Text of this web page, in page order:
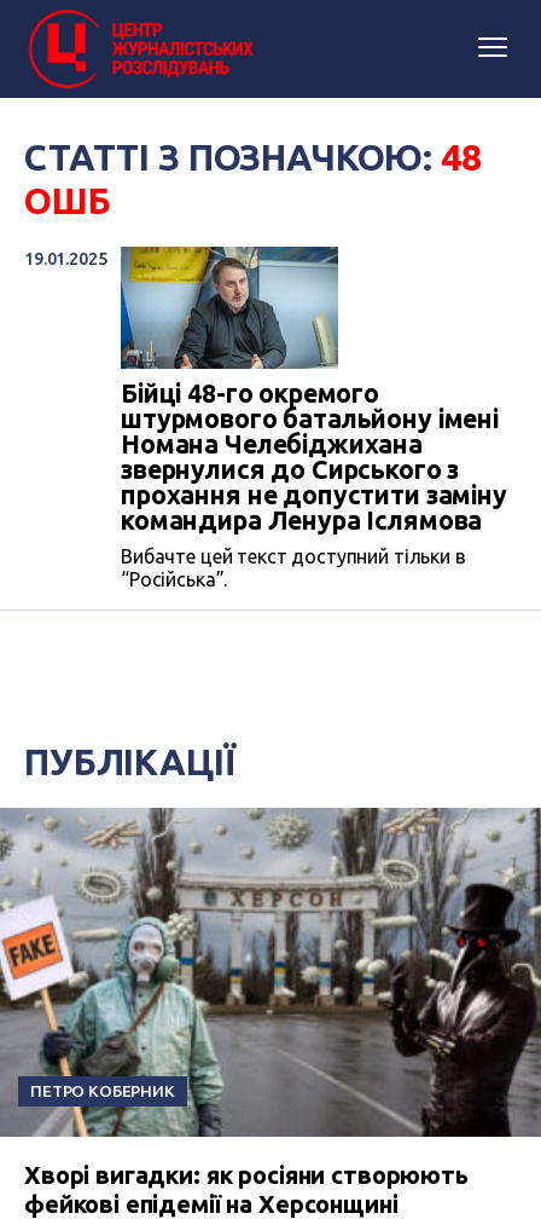
СТАТТІ З ПОЗНАЧКОЮ: 48
ОШБ
19.01.2025
Бійці 48-го окремого
штурмового батальйону імені
Номана Челебіджихана
звернулися до Сирського з
прохання не допустити заміну
командира Ленура Іслямова
Вибачте цей текст доступний тільки в
“Російська”.
ПУБЛІКАЦІЇ
ПЕТРО КОБЕРНИК
Хворі вигадки: як росіяни створюють
фейкові епідемії на Херсонщині